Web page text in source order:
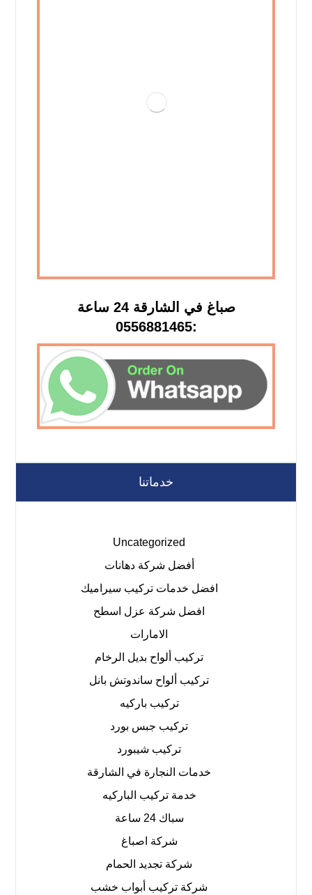
صباغ في الشارقة 24 ساعة
:0556881465
خدماتنا
Uncategorized
أفضل شركة دهانات
افضل خدمات تركيب سيراميك
افضل شركة عزل اسطح
الامارات
تركيب ألواح بديل الرخام
تركيب ألواح ساندوتش بانل
تركيب باركيه
تركيب جبس بورد
تركيب شيبورد
خدمات النجارة في الشارقة
خدمة تركيب الباركيه
سباك 24 ساعة
شركة اصباغ
شركة تجديد الحمام
شركة تركيب أبواب خشب